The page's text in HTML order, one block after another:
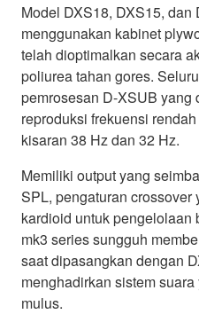
Model DXS18, DXS15, dan
menggunakan kabinet
telah dioptimalkan secara
poliurea tahan gores.
pemrosesan D-XSUB yang
reproduksi frekuensi
kisaran 38 Hz dan 32 Hz.
Memiliki output yang
SPL, pengaturan
kardioid untuk pengelolaan
mk3 series sungguh
saat dipasangkan dengan
menghadirkan sistem
mulus.